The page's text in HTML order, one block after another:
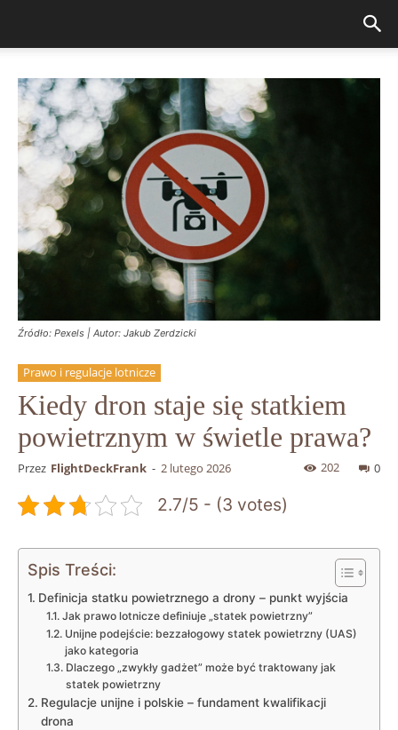
Źródło: Pexels | Autor: Jakub Zerdzicki
Prawo i regulacje lotnicze
Kiedy dron staje się statkiem
powietrznym w świetle prawa?
Przez FlightDeckFrank - 2 lutego 2026 0
202
2.7/5 - (3 votes)
Spis Treści:
Definicja statku powietrznego a drony – punkt wyjścia
Jak prawo lotnicze definiuje „statek powietrzny”
Unijne podejście: bezzałogowy statek powietrzny (UAS)
jako kategoria
Dlaczego „zwykły gadżet” może być traktowany jak
statek powietrzny
Regulacje unijne i polskie – fundament kwalifikacji
drona